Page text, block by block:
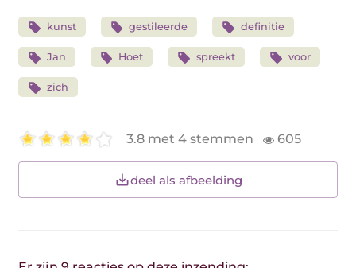
kunst gestileerde definitie
Jan Hoet spreekt voor
zich
3.8 met 4 stemmen 605
deel als afbeelding